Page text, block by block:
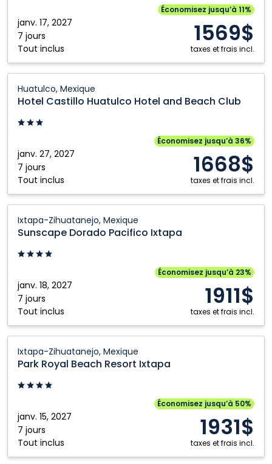
janv. 17, 2027
7 jours
Tout inclus
Économisez jusqu’à 11%
1569$
taxes et frais incl.
Puerto
Vallarta,
Mexique
Huatulco, Mexique
Hotel Castillo Huatulco Hotel and Beach Club
janv. 27, 2027
7 jours
Tout inclus
Économisez jusqu’à 36%
1668$
taxes et frais incl.
Castillo
Huatulco
Hotel
Beach
Club:
Huatulco,
Mexique
Ixtapa-Zihuatanejo, Mexique
Sunscape Dorado Pacifico Ixtapa
janv. 18, 2027
7 jours
Tout inclus
Économisez jusqu’à 23%
1911$
taxes et frais incl.
Dorado
Pacifico
Ixtapa:
Zihuatanejo,
Mexique
Ixtapa-Zihuatanejo, Mexique
Park Royal Beach Resort Ixtapa
janv. 15, 2027
7 jours
Tout inclus
Économisez jusqu’à 50%
1931$
taxes et frais incl.
Royal
Beach
Resort
Ixtapa-
Zihuatanejo,
Mexique